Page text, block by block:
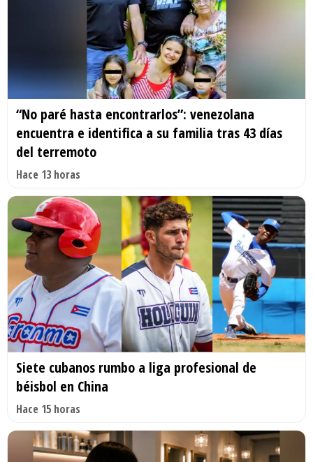
“No paré hasta encontrarlos”: venezolana
encuentra e identifica a su familia tras 43 días
del terremoto
Hace 13 horas
Siete cubanos rumbo a liga profesional de
béisbol en China
Hace 15 horas